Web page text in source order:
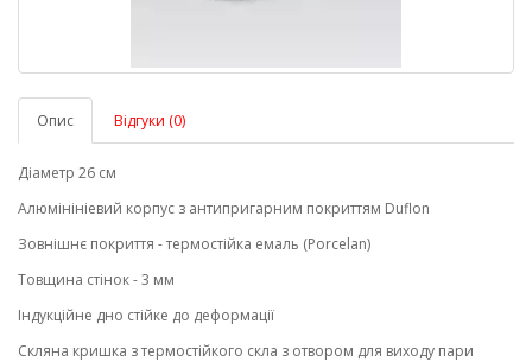
Опис Відгуки (0)
Діаметр 26 см
Алюмінініевий корпус з антипригарним покриттям Duflon
Зовнішнє покриття - термостійка емаль (Porcelan)
Товщина стінок - 3 мм
Індукційне дно стійке до деформації
Скляна кришка з термостійкого скла з отвором для виходу пари